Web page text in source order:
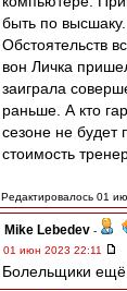
быть по
Обстоятельств
вон Личка
заиграла
раньше. А кто
сезоне не будет
стоимость
Редактировалось 01
Mike Lebedev -
01 июн 2023 22:11
Болельщики